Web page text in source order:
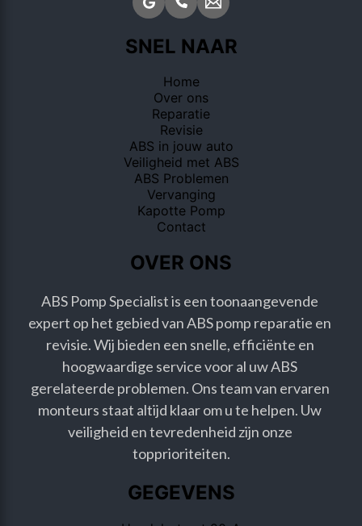
SNEL NAAR
Home
Over ons
Reparatie
Revisie
ABS in jouw auto
Veiligheid met ABS
ABS Problemen
Vervanging
Kapotte Pomp
Contact
OVER ONS
ABS Pomp Specialist is een toonaangevende
expert op het gebied van ABS pomp reparatie en
revisie. Wij bieden een snelle, efficiënte en
hoogwaardige service voor al uw ABS
gerelateerde problemen. Ons team van ervaren
monteurs staat altijd klaar om u te helpen. Uw
veiligheid en tevredenheid zijn onze
topprioriteiten.
GEGEVENS